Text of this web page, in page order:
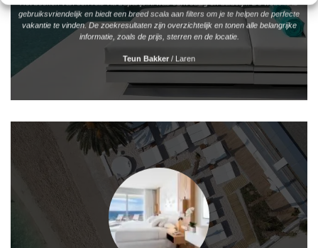
gebruiksvriendelijk en biedt een breed scala aan filters om je te helpen de perfecte
vakantie te vinden. De zoekresultaten zijn overzichtelijk en tonen alle belangrijke
informatie, zoals de prijs, sterren en de locatie.
Teun Bakker / Laren